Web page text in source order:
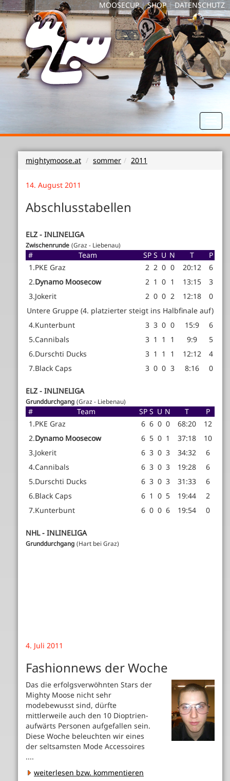
mightymoose.at sommer 2011
14. August 2011
Abschlusstabellen
ELZ - INLINELIGA
Zwischenrunde (Graz - Liebenau)
# Team SP S U N T
P
1.PKE Graz 2 2 0 0 20:12
6
2.Dynamo Moosecow 2 1 0 1 13:15
3
3.Jokerit 2 0 0 2 12:18
0
Untere Gruppe (4. platzierter steigt ins Halbfinale auf)
4.Kunterbunt 3 3 0 0 15:9
6
5.Cannibals 3 1 1 1 9:9
5
6.Durschti Ducks 3 1 1 1 12:12
4
7.Black Caps 3 0 0 3 8:16 0
ELZ - INLINELIGA
Grunddurchgang (Graz - Liebenau)
# Team SP S U N T
P
1.PKE Graz 6 6 0 0 68:20
12
2.Dynamo Moosecow 6 5 0 1 37:18
10
3.Jokerit 6 3 0 3 34:32
6
4.Cannibals 6 3 0 3 19:28
6
5.Durschti Ducks 6 3 0 3 31:33
6
6.Black Caps 6 1 0 5 19:44
2
7.Kunterbunt 6 0 0 6 19:54 0
NHL - INLINELIGA
Grunddurchgang (Hart bei Graz)
4. Juli 2011
Fashionnews der Woche
Das die erfolgsverwöhnten Stars der
Mighty Moose nicht sehr
modebewusst sind, dürfte
mittlerweile auch den 10 Dioptrien-
aufwärts Personen aufgefallen sein.
Diese Woche beleuchten wir eines
der seltsamsten Mode Accessoires
....
weiterlesen bzw. kommentieren
MOOSECUP|SHOP|DATENSCHUTZ